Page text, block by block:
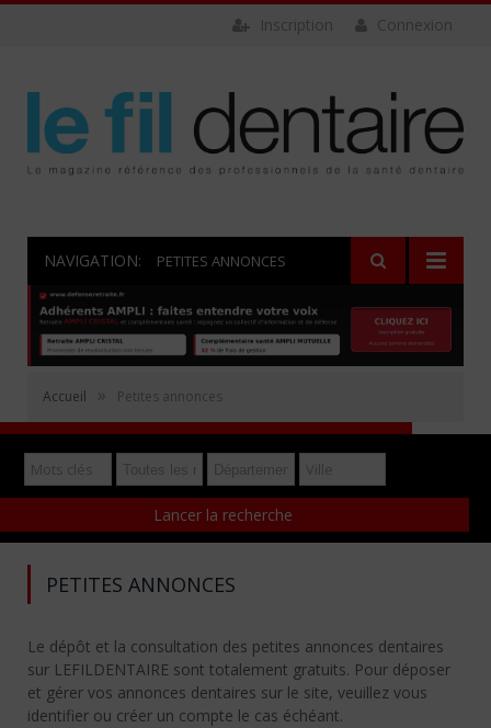
Connexion
Inscription
NAVIGATION: PETITES ANNONCES
Accueil » Petites annonces
Rechercher
Déposer gratuitement une annonce
PETITES ANNONCES
Le dépôt et la consultation des petites annonces dentaires
sur LEFILDENTAIRE sont totalement gratuits. Pour déposer
et gérer vos annonces dentaires sur le site, veuillez vous
identifier ou créer un compte le cas échéant.